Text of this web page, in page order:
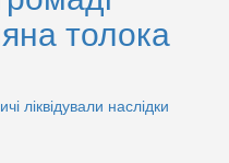
толока